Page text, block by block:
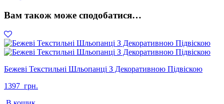
Вам також може сподобатися…
Бежеві Текстильні Шльопанці З Декоративною Підвіскою
1397 грн.